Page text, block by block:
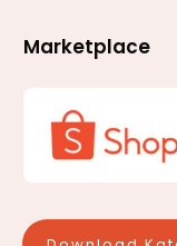
Marketplace